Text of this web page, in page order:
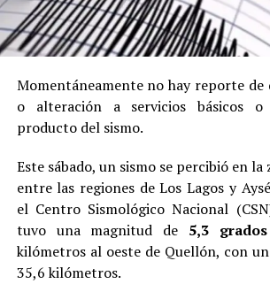
Momentáneamente no hay reporte de
o alteración a servicios básicos o
producto del sismo.
Este sábado, un sismo se percibió en la
entre las regiones de Los Lagos y
el Centro Sismológico Nacional
tuvo una magnitud de 5,3 grados
kilómetros al oeste de Quellón, con
35,6 kilómetros.